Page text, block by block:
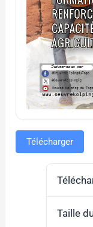
Télécharger
Taille